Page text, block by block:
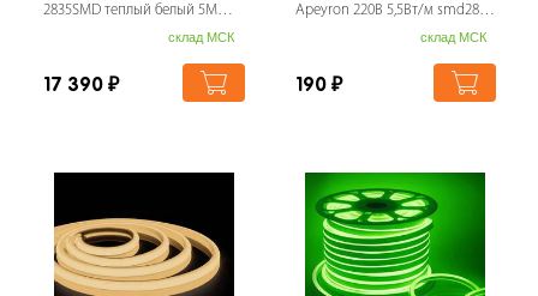
2835SMD теплый белый 5M
склад МСК
17 390 ₽
Apeyron 220В 5,5Вт/м smd2835
120д/м IP65 50м синий 17-35
склад МСК
190 ₽